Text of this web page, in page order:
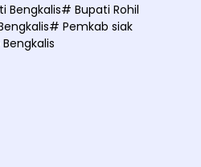
Bengkalis# Bupati Rohil
# Pemkab siak